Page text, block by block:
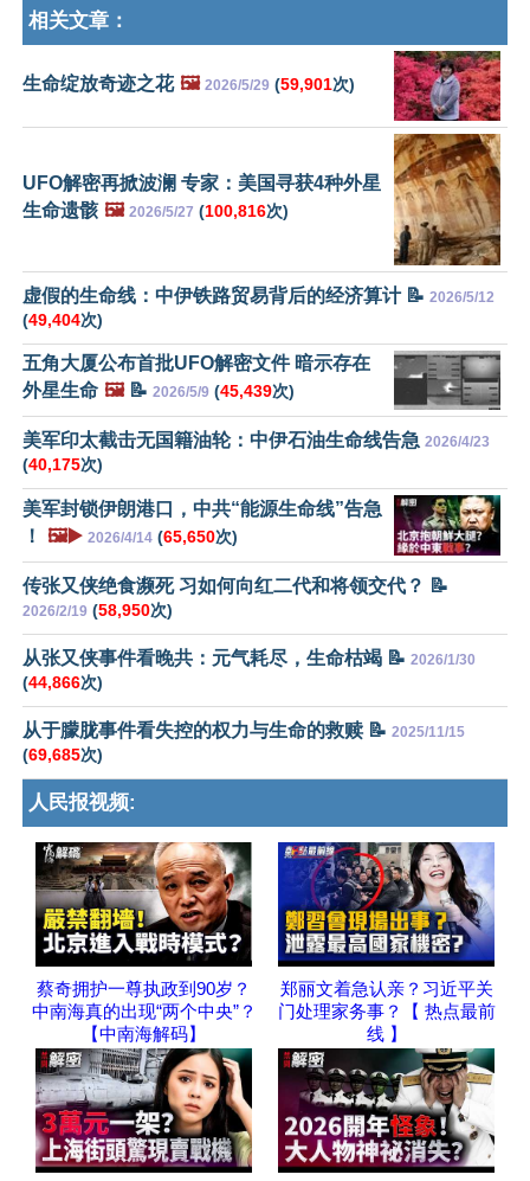
相关文章：
生命绽放奇迹之花 🖼️ 2026/5/29 (59,901次)
UFO解密再掀波澜 专家：美国寻获4种外星
生命遗骸 🖼️ 2026/5/27 (100,816次)
虚假的生命线：中伊铁路贸易背后的经济算计 📝 2026/5/12
(49,404次)
五角大厦公布首批UFO解密文件 暗示存在
外星生命 🖼️📝 2026/5/9 (45,439次)
美军印太截击无国籍油轮：中伊石油生命线告急 2026/4/23
(40,175次)
美军封锁伊朗港口，中共“能源生命线”告急
！
🖼️▶️ 2026/4/14 (65,650次)
传张又侠绝食濒死 习如何向红二代和将领交代？ 📝
2026/2/19 (58,950次)
从张又侠事件看晚共：元气耗尽，生命枯竭 📝 2026/1/30
(44,866次)
从于朦胧事件看失控的权力与生命的救赎 📝 2025/11/15
(69,685次)
人民报视频:
蔡奇拥护一尊执政到90岁？
中南海真的出现“两个中央”？
【中南海解码】
郑丽文着急认亲？习近平关
门处理家务事？【 热点最前
线 】